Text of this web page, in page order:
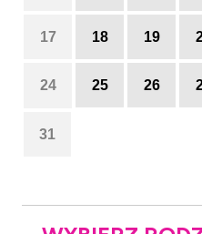
17 18 19
24 25 26
31